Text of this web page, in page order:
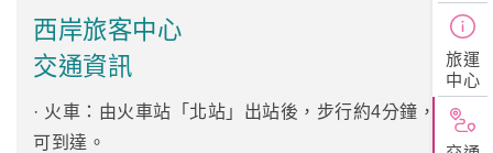
旅運
中心
西岸旅客中心
交通資訊
· 火車：由火車站「北站」出站後，步行約4分鐘，即
可到達。